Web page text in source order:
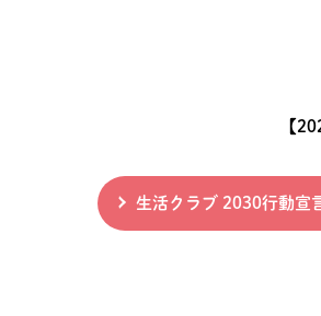
【
生活クラブ 2030行動宣